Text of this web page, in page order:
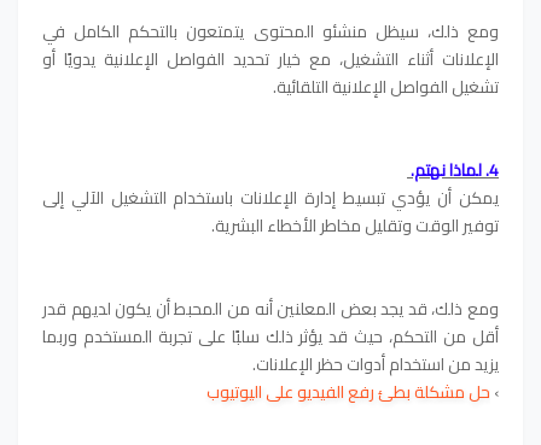
ومع ذلك، سيظل منشئو المحتوى يتمتعون بالتحكم الكامل في
الإعلانات أثناء التشغيل، مع خيار تحديد الفواصل الإعلانية يدويًا أو
تشغيل الفواصل الإعلانية التلقائية.
4. لماذا نهتم.
يمكن أن يؤدي تبسيط إدارة الإعلانات باستخدام التشغيل الآلي إلى
توفير الوقت وتقليل مخاطر الأخطاء البشرية.
ومع ذلك، قد يجد بعض المعلنين أنه من المحبط أن يكون لديهم قدر
أقل من التحكم، حيث قد يؤثر ذلك سلبًا على تجربة المستخدم وربما
يزيد من استخدام أدوات حظر الإعلانات.
›حل مشكلة بطئ رفع الفيديو على اليوتيوب